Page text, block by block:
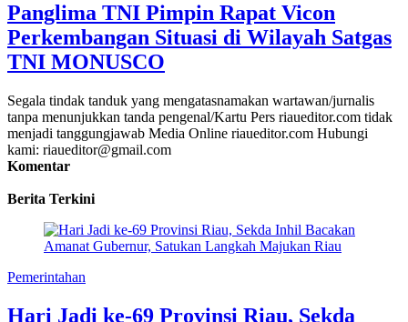
Panglima TNI Pimpin Rapat Vicon
Perkembangan Situasi di Wilayah Satgas
TNI MONUSCO
Segala tindak tanduk yang mengatasnamakan wartawan/jurnalis
tanpa menunjukkan tanda pengenal/Kartu Pers riaueditor.com tidak
menjadi tanggungjawab Media Online riaueditor.com Hubungi
kami: riaueditor@gmail.com
Komentar
Berita Terkini
Pemerintahan
Hari Jadi ke-69 Provinsi Riau, Sekda